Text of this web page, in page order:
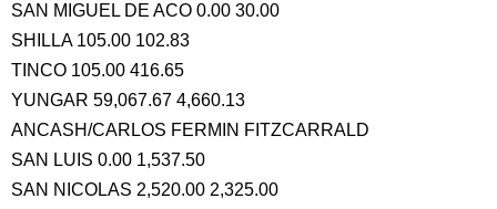
SAN MIGUEL DE ACO 0.00 30.00
SHILLA 105.00 102.83
TINCO 105.00 416.65
YUNGAR 59,067.67 4,660.13
ANCASH/CARLOS FERMIN FITZCARRALD
SAN LUIS 0.00 1,537.50
SAN NICOLAS 2,520.00 2,325.00